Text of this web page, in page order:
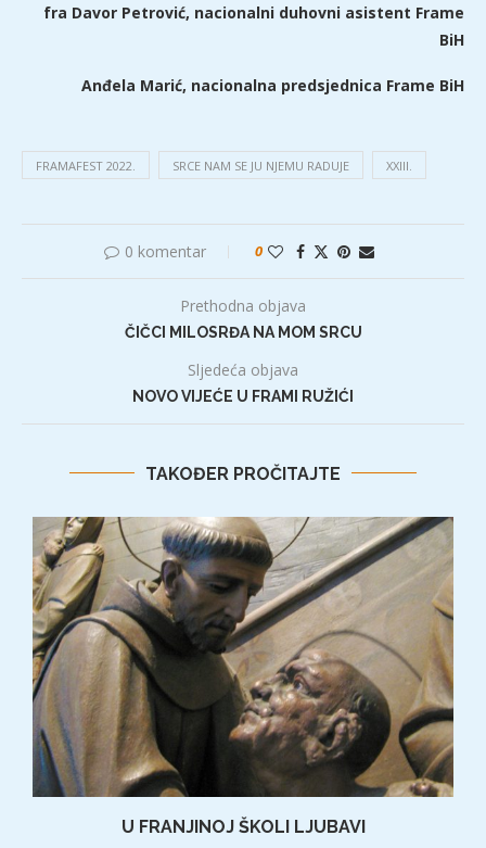
fra Davor Petrović, nacionalni duhovni asistent Frame
BiH
Anđela Marić, nacionalna predsjednica Frame BiH
FRAMAFEST 2022. SRCE NAM SE JU NJEMU RADUJE XXIII.
0 komentar 0
Prethodna objava
ČIČCI MILOSRĐA NA MOM SRCU
Sljedeća objava
NOVO VIJEĆE U FRAMI RUŽIĆI
TAKOĐER PROČITAJTE
U FRANJINOJ ŠKOLI LJUBAVI